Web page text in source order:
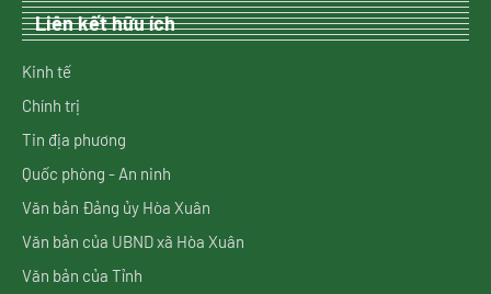
Liên kết hữu ích
Kinh tế
Chính trị
Tin địa phương
Quốc phòng - An ninh
Văn bản Đảng ủy Hòa Xuân
Văn bản của UBND xã Hòa Xuân
Văn bản của Tỉnh